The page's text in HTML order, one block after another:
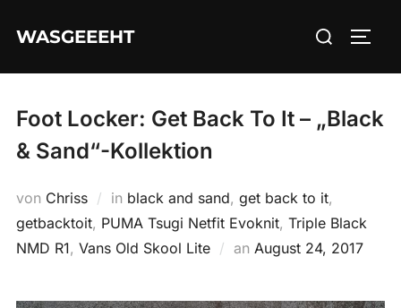
InhaltWASGEEEHT
Suchen
Foot Locker: Get Back To It – „Black
& Sand“-Kollektion
von Chriss in black and sand, get back to it,
getbacktoit, PUMA Tsugi Netfit Evoknit, Triple Black
NMD R1, Vans Old Skool Lite an Veröffentlicht
August 24, 2017